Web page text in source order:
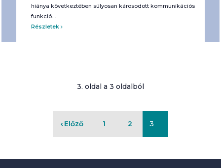
hiánya következtében súlyosan károsodott kommunikációs
funkció…
Részletek
3. oldal a 3 oldalból
Előző 1 2 3